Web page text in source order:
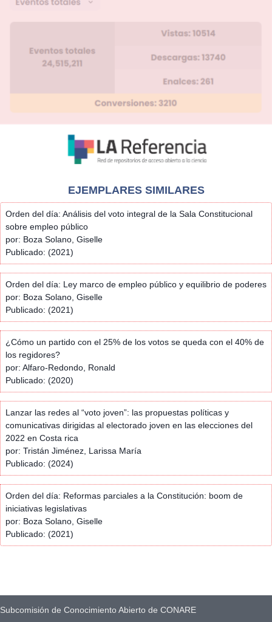
EJEMPLARES SIMILARES
Orden del día: Análisis del voto integral de la Sala Constitucional
sobre empleo público
por: Boza Solano, Giselle
Publicado: (2021)
Orden del día: Ley marco de empleo público y equilibrio de poderes
por: Boza Solano, Giselle
Publicado: (2021)
¿Cómo un partido con el 25% de los votos se queda con el 40% de
los regidores?
por: Alfaro-Redondo, Ronald
Publicado: (2020)
Lanzar las redes al “voto joven”: las propuestas políticas y
comunicativas dirigidas al electorado joven en las elecciones del
2022 en Costa rica
por: Tristán Jiménez, Larissa María
Publicado: (2024)
Orden del día: Reformas parciales a la Constitución: boom de
iniciativas legislativas
por: Boza Solano, Giselle
Publicado: (2021)
Subcomisión de Conocimiento Abierto de CONARE